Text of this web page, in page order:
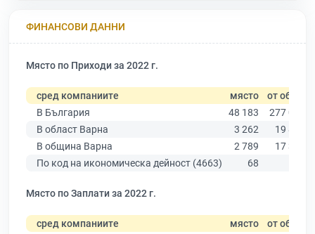
ФИНАНСОВИ ДАННИ
Място по Приходи за 2022 г.
сред компаниите място от общо
В България
48 183
277 019
В област Варна
3 262
19 882
В община Варна
2 789
17 349
По код на икономическа дейност (4663)
68
Място по Заплати за 2022 г.
сред компаниите място от общо